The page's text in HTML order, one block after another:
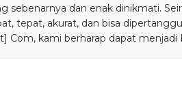
sebenarnya dan enak dinikmati.
tepat, akurat, dan bisa
Com, kami berharap dapat